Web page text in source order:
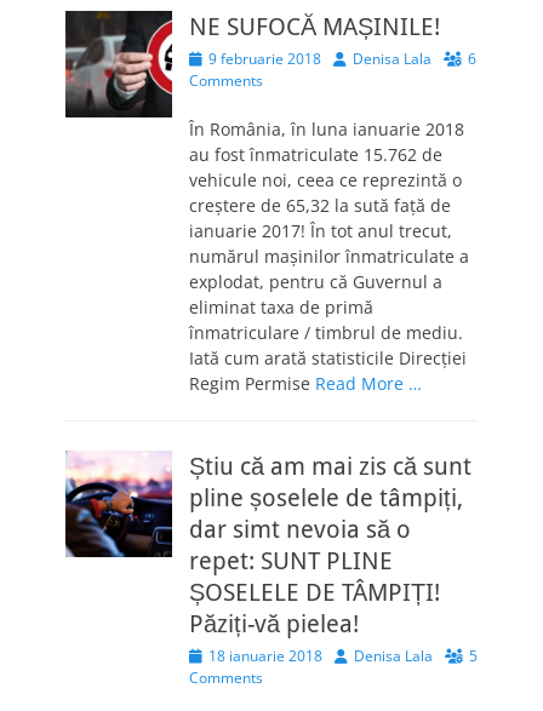
NE SUFOCĂ MAȘINILE!
Posted
on
9 februarie 2018 AuthorDenisa Lala
6
Comments
În România, în luna ianuarie 2018
au fost înmatriculate 15.762 de
vehicule noi, ceea ce reprezintă o
creștere de 65,32 la sută faţă de
ianuarie 2017! În tot anul trecut,
numărul mașinilor înmatriculate a
explodat, pentru că Guvernul a
eliminat taxa de primă
înmatriculare / timbrul de mediu.
Iată cum arată statisticile Direcției
Regim Permise Read More …
Știu că am mai zis că sunt
pline șoselele de tâmpiți,
dar simt nevoia să o
repet: SUNT PLINE
ȘOSELELE DE TÂMPIȚI!
Păziți-vă pielea!
Posted
on
18 ianuarie 2018 AuthorDenisa Lala
5
Comments